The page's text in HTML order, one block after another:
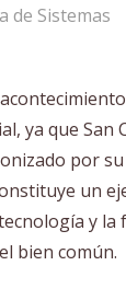
de Sistemas
ya que San
por
un
y la
bien común.